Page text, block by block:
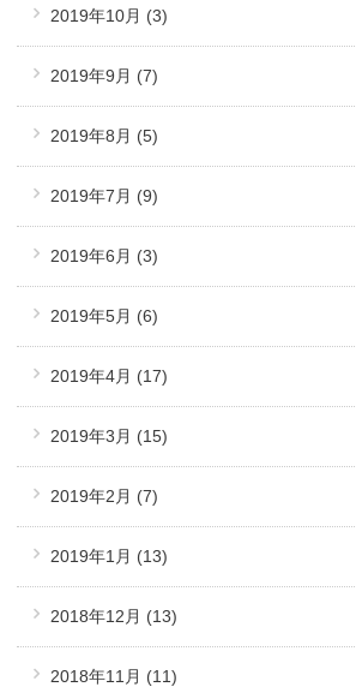
2019年10月 (3)
2019年9月 (7)
2019年8月 (5)
2019年7月 (9)
2019年6月 (3)
2019年5月 (6)
2019年4月 (17)
2019年3月 (15)
2019年2月 (7)
2019年1月 (13)
2018年12月 (13)
2018年11月 (11)